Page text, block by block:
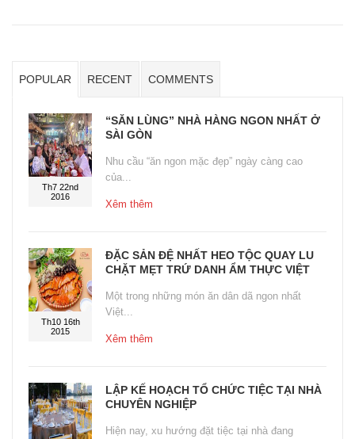
POPULAR RECENT COMMENTS
Th7 22nd
2016
“SĂN LÙNG” NHÀ HÀNG NGON NHẤT Ở
SÀI GÒN
Nhu cầu “ăn ngon mặc đẹp” ngày càng cao
của...
Xêm thêm
Th10 16th
2015
ĐẶC SẢN ĐỆ NHẤT HEO TỘC QUAY LU
CHẶT MẸT TRỨ DANH ẨM THỰC VIỆT
Một trong những món ăn dân dã ngon nhất
Việt...
Xêm thêm
LẬP KẾ HOẠCH TỔ CHỨC TIỆC TẠI NHÀ
CHUYÊN NGHIỆP
Hiện nay, xu hướng đặt tiệc tại nhà đang